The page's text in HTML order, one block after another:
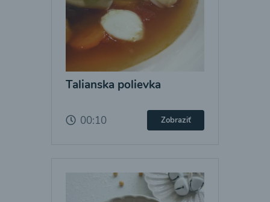
Talianska polievka
00:10 Zobraziť